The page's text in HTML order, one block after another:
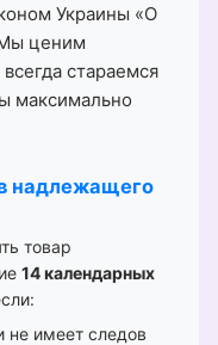
Украины «О
ценим
стараемся
максимально
надлежащего
товар
14 календарных
не имеет следов